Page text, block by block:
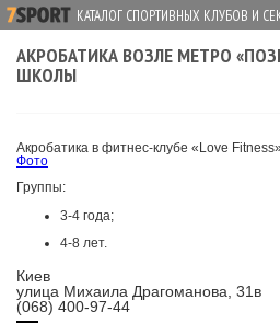
КАТАЛОГ СПОРТИВНЫХ КЛУБОВ И
АКРОБАТИКА ВОЗЛЕ МЕТРО
ШКОЛЫ
Акробатика в фитнес-клубе «Love
Фото
Группы:
3-4 года;
4-8 лет.
Киев
улица Михаила Драгоманова, 31в
(068) 400-97-44